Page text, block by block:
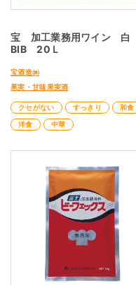
宝 加工業務用ワイン 白
BIB 20Ｌ
宝酒造㈱
果実・甘味果実酒
クセがない すっきり
和食
洋食
中華